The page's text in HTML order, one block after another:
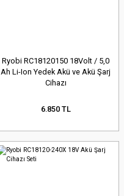
Ryobi RC18120150 18Volt / 5,0
Ah Li-Ion Yedek Akü ve Akü Şarj
Cihazı
6.850 TL